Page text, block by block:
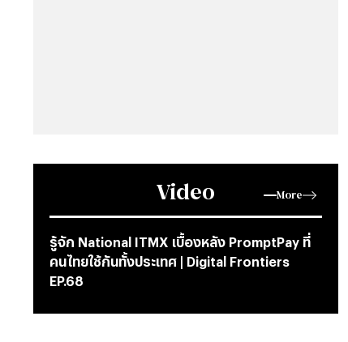
Video More
รู้จัก National ITMX เบื้องหลัง PromptPay ที่
คนไทยใช้กันทั้งประเทศ | Digital Frontiers
EP.68